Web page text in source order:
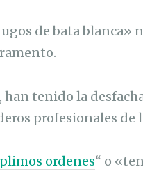
de bata blanca»
han tenido la
profesionales de
ordenes“ o